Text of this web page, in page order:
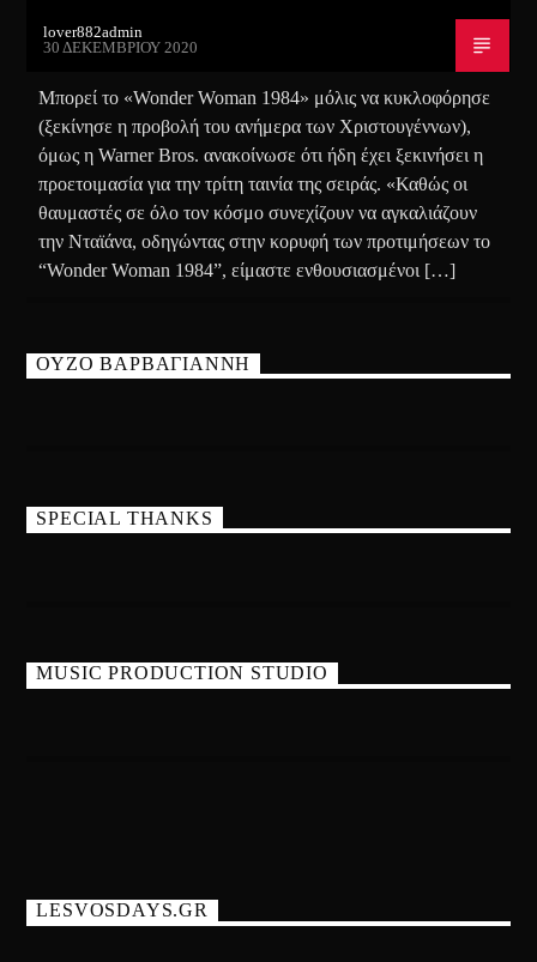
lover882admin
30 ΔΕΚΕΜΒΡΊΟΥ 2020
Μπορεί το «Wonder Woman 1984» μόλις να κυκλοφόρησε
(ξεκίνησε η προβολή του ανήμερα των Χριστουγέννων),
όμως η Warner Bros. ανακοίνωσε ότι ήδη έχει ξεκινήσει η
προετοιμασία για την τρίτη ταινία της σειράς. «Καθώς οι
θαυμαστές σε όλο τον κόσμο συνεχίζουν να αγκαλιάζουν
την Νταϊάνα, οδηγώντας στην κορυφή των προτιμήσεων το
“Wonder Woman 1984”, είμαστε ενθουσιασμένοι […]
ΟΥΖΟ ΒΑΡΒΑΓΙΑΝΝΗ
SPECIAL THANKS
MUSIC PRODUCTION STUDIO
LESVOSDAYS.GR